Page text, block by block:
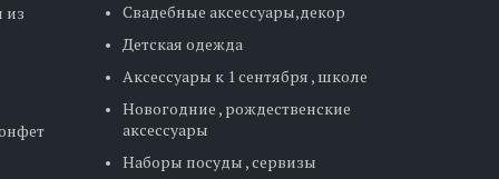
из
Свадебные аксессуары,декор
Детская одежда
Аксессуары к 1 сентября , школе
Новогодние , рождественские
аксессуары
Наборы посуды , сервизы